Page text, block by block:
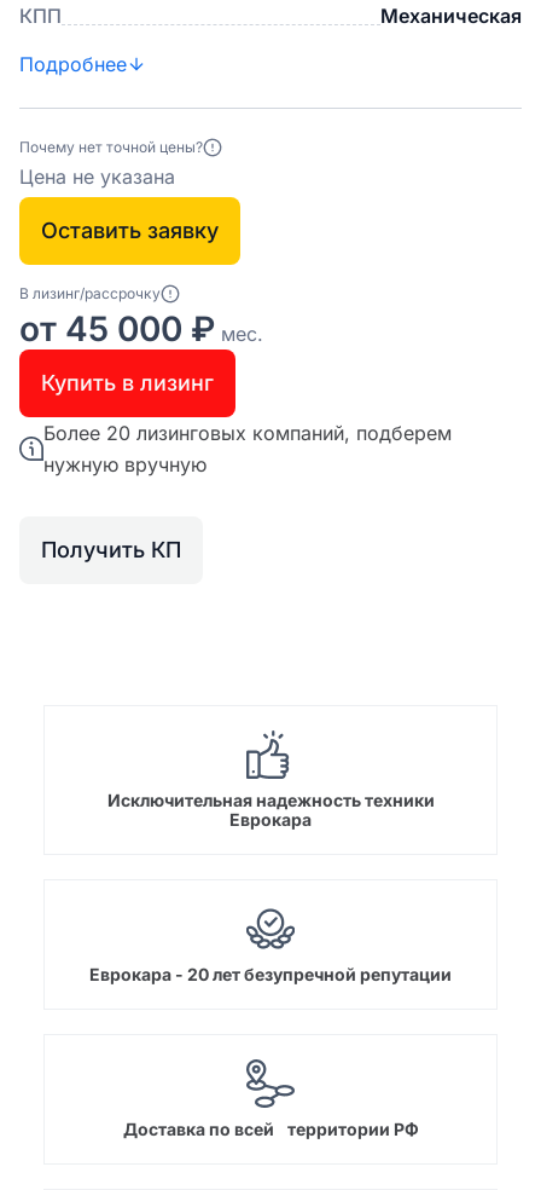
КПП
Механическая
Подробнее
Почему нет точной цены?
Цена не указана
Оставить заявку
В лизинг/рассрочку
от 45 000 ₽ мес.
Купить в лизинг
Более 20 лизинговых компаний, подберем
нужную вручную
Получить КП
Исключительная надежность техники
Еврокара
Еврокара - 20 лет безупречной репутации
Доставка по всей территории РФ